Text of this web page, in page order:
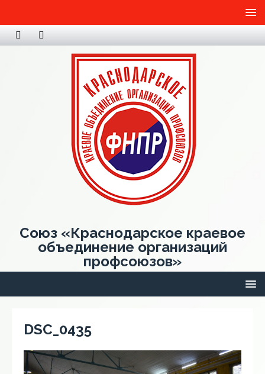
Союз «Краснодарское краевое
объединение организаций
профсоюзов»
DSC_0435